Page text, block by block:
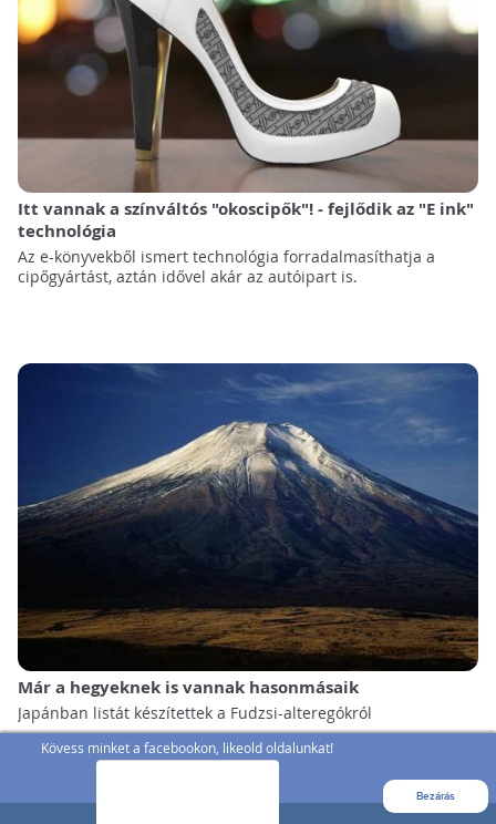
Kövess minket a facebookon, likeold oldalunkat!
Bezárás
Itt vannak a színváltós "okoscipők"! - fejlődik az "E ink"
technológia
Az e-könyvekből ismert technológia forradalmasíthatja a
cipőgyártást, aztán idővel akár az autóipart is.
Már a hegyeknek is vannak hasonmásaik
Japánban listát készítettek a Fudzsi-alteregókról